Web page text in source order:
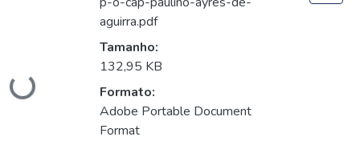
Carregando...
aguirra.pdf
Tamanho:
132,95 KB
Formato:
Adobe Portable Document
Format